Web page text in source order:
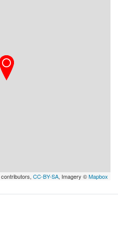
contributors, CC-BY-SA, Imagery ©Mapbox